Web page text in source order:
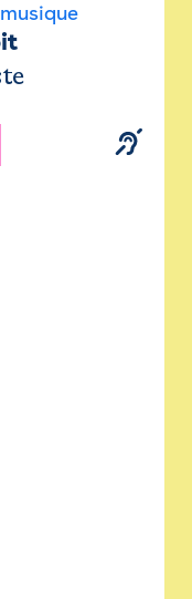
musique